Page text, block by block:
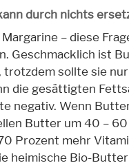
durch nichts
– diese
Geschmacklich ist
trotzdem sollte sie
die gesättigten
negativ. Wenn
Butter um 40 –
Prozent mehr
heimische Bio-